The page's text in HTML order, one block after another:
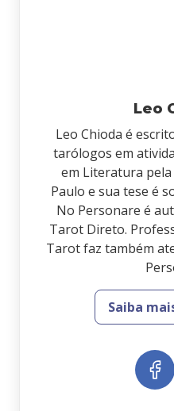
Leo
Leo Chioda é
tarólogos em
em Literatura pela
Paulo e sua tese é
No Personare é
Tarot Direto.
Tarot faz também
Saiba